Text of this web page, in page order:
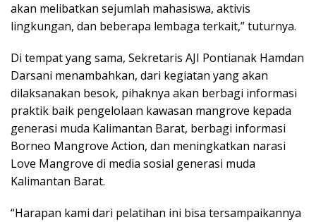
akan melibatkan sejumlah mahasiswa, aktivis
lingkungan, dan beberapa lembaga terkait,” tuturnya.
Di tempat yang sama, Sekretaris AJI Pontianak Hamdan
Darsani menambahkan, dari kegiatan yang akan
dilaksanakan besok, pihaknya akan berbagi informasi
praktik baik pengelolaan kawasan mangrove kepada
generasi muda Kalimantan Barat, berbagi informasi
Borneo Mangrove Action, dan meningkatkan narasi
Love Mangrove di media sosial generasi muda
Kalimantan Barat.
“Harapan kami dari pelatihan ini bisa tersampaikannya